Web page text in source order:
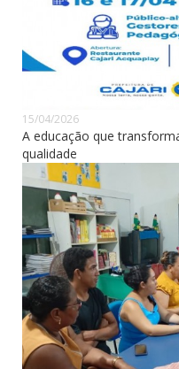
15/04/2026
A educação que
qualidade